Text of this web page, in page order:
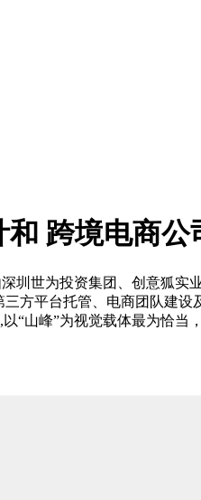
跨境电商公
圳世为投资集团、创意狐
方平台托管、电商团队建
“山峰”为视觉载体最为恰